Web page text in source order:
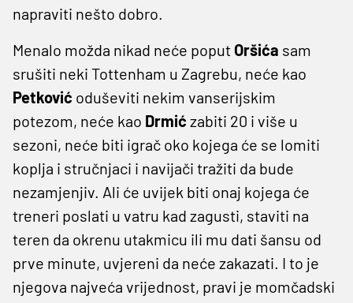
napraviti nešto dobro.
Menalo možda nikad neće poput Oršića sam
srušiti neki Tottenham u Zagrebu, neće kao
Petković oduševiti nekim vanserijskim
potezom, neće kao Drmić zabiti 20 i više u
sezoni, neće biti igrač oko kojega će se lomiti
koplja i stručnjaci i navijači tražiti da bude
nezamjenjiv. Ali će uvijek biti onaj kojega će
treneri poslati u vatru kad zagusti, staviti na
teren da okrenu utakmicu ili mu dati šansu od
prve minute, uvjereni da neće zakazati. I to je
njegova najveća vrijednost, pravi je momčadski